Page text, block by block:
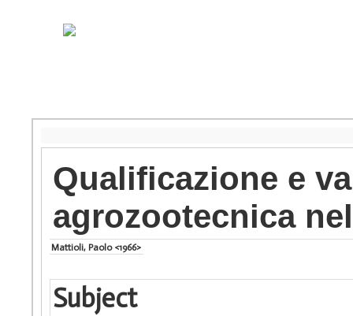
Qualificazione e
agrozootecnica
Mattioli, Paolo <1966>
Subject